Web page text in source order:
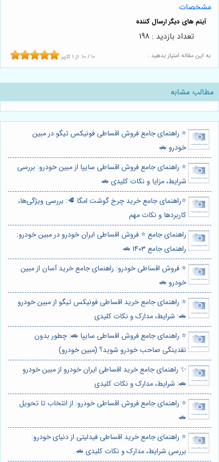
مشخصات
به این مقاله امتیاز بدهید : 10 / 10 از 1 کاربر
تعداد بازدید : 198
مطالب مشابه
⭐️ راهنمای جامع فروش اقساطی فونیکس تیگو در مبین
خودرو 🚗
⭐️ راهنمای جامع فروش اقساطی سایپا از مبین خودرو: بررسی
شرایط، مزایا و نکات کلیدی 🚗
⭐️راهنمای جامع خرید چرخ گوشت امگا 🥩: بررسی ویژگی‌ها،
کاربردها و نکات مهم
راهنمای جامع ⭐️ فروش اقساطی ایران خودرو در مبین خودرو:
راهنمای جامع 1403 🚗
⭐️ فروش اقساطی خودرو: راهنمای جامع خرید آسان از مبین
خودرو 🚗
⭐️ راهنمای جامع خرید اقساطی فونیکس تیگو از مبین خودرو
🚗: شرایط، مدارک و نکات کلیدی
⭐️ راهنمای جامع فروش اقساطی سایپا 🚗: چطور بدون
نقدینگی صاحب خودرو شوید؟ (مبین خودرو)
✨ راهنمای جامع خرید اقساطی ایران خودرو از مبین خودرو
🚗: شرایط، مدارک و نکات کلیدی
⭐️ راهنمای جامع فروش اقساطی خودرو: از انتخاب تا تحویل
🚗
⭐️ راهنمای جامع خرید اقساطی فیدلیتی از دنیای خودرو:
بررسی شرایط، مدارک و نکات کلیدی 🚗